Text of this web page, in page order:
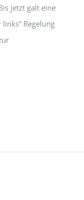
jetzt galt eine
Regelung